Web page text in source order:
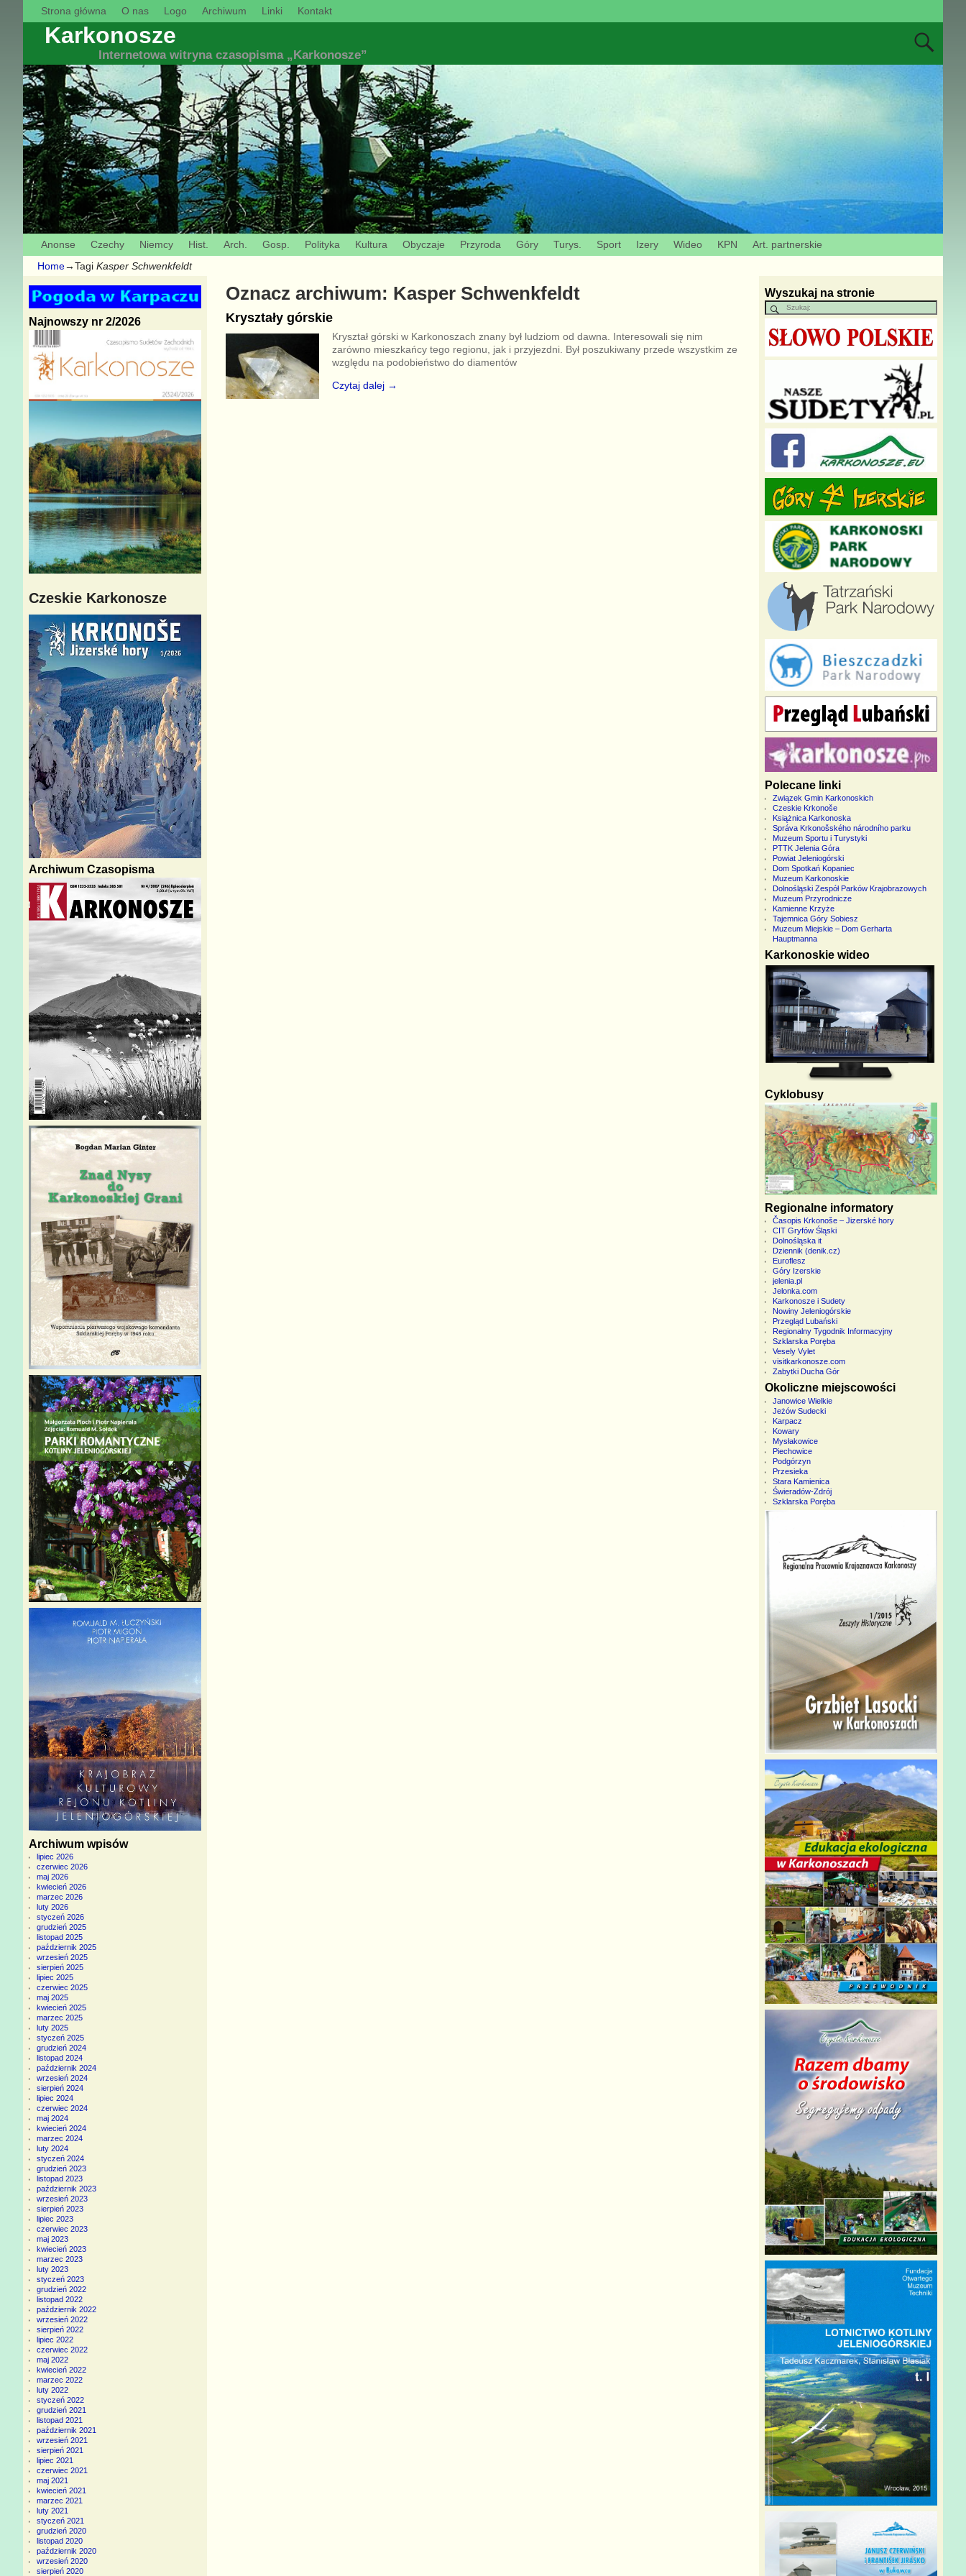
Strona główna O nas Logo Archiwum Linki Kontakt
Karkonosze
Internetowa witryna czasopisma „Karkonosze”
Anonse Czechy Niemcy Hist. Arch. Gosp. Polityka Kultura Obyczaje Przyroda Góry Turys. Sport Izery Wideo KPN
Art. partnerskie
Home→Tagi Kasper Schwenkfeldt
Oznacz archiwum: Kasper Schwenkfeldt
Kryształy górskie
Kryształ górski w Karkonoszach znany był ludziom od dawna. Interesowali się nim
zarówno mieszkańcy tego regionu, jak i przyjezdni. Był poszukiwany przede wszystkim ze
względu na podobieństwo do diamentów
Czytaj dalej →
Najnowszy nr 2/2026
Czeskie Karkonosze
Archiwum Czasopisma
Archiwum wpisów
lipiec 2026
czerwiec 2026
maj 2026
kwiecień 2026
marzec 2026
luty 2026
styczeń 2026
grudzień 2025
listopad 2025
październik 2025
wrzesień 2025
sierpień 2025
lipiec 2025
czerwiec 2025
maj 2025
kwiecień 2025
marzec 2025
luty 2025
styczeń 2025
grudzień 2024
listopad 2024
październik 2024
wrzesień 2024
sierpień 2024
lipiec 2024
czerwiec 2024
maj 2024
kwiecień 2024
marzec 2024
luty 2024
styczeń 2024
grudzień 2023
listopad 2023
październik 2023
wrzesień 2023
sierpień 2023
lipiec 2023
czerwiec 2023
maj 2023
kwiecień 2023
marzec 2023
luty 2023
styczeń 2023
grudzień 2022
listopad 2022
październik 2022
wrzesień 2022
sierpień 2022
lipiec 2022
czerwiec 2022
maj 2022
kwiecień 2022
marzec 2022
luty 2022
styczeń 2022
grudzień 2021
listopad 2021
październik 2021
wrzesień 2021
sierpień 2021
lipiec 2021
czerwiec 2021
maj 2021
kwiecień 2021
marzec 2021
luty 2021
styczeń 2021
grudzień 2020
listopad 2020
październik 2020
wrzesień 2020
sierpień 2020
Wyszukaj na stronie
Polecane linki
Związek Gmin Karkonoskich
Czeskie Krkonoše
Książnica Karkonoska
Správa Krkonošského národního parku
Muzeum Sportu i Turystyki
PTTK Jelenia Góra
Powiat Jeleniogórski
Dom Spotkań Kopaniec
Muzeum Karkonoskie
Dolnośląski Zespół Parków Krajobrazowych
Muzeum Przyrodnicze
Kamienne Krzyże
Tajemnica Góry Sobiesz
Muzeum Miejskie – Dom Gerharta
Hauptmanna
Karkonoskie wideo
Cyklobusy
Regionalne informatory
Časopis Krkonoše – Jizerské hory
CIT Gryfów Śląski
Dolnośląska it
Dziennik (denik.cz)
Euroflesz
Góry Izerskie
jelenia.pl
Jelonka.com
Karkonosze i Sudety
Nowiny Jeleniogórskie
Przegląd Lubański
Regionalny Tygodnik Informacyjny
Szklarska Poręba
Vesely Vylet
visitkarkonosze.com
Zabytki Ducha Gór
Okoliczne miejscowości
Janowice Wielkie
Jeżów Sudecki
Karpacz
Kowary
Mysłakowice
Piechowice
Podgórzyn
Przesieka
Stara Kamienica
Świeradów-Zdrój
Szklarska Poręba